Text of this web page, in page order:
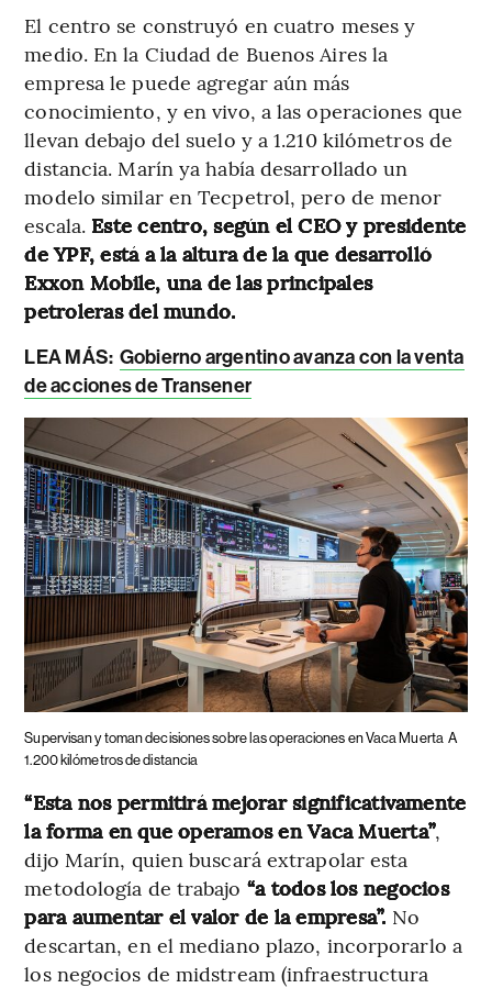
El centro se construyó en cuatro meses y
medio. En la Ciudad de Buenos Aires la
empresa le puede agregar aún más
conocimiento, y en vivo, a las operaciones que
llevan debajo del suelo y a 1.210 kilómetros de
distancia. Marín ya había desarrollado un
modelo similar en Tecpetrol, pero de menor
escala. Este centro, según el CEO y presidente
de YPF, está a la altura de la que desarrolló
Exxon Mobile, una de las principales
petroleras del mundo.
LEA MÁS: Gobierno argentino avanza con la venta
de acciones de Transener
Supervisan y toman decisiones sobre las operaciones en Vaca Muerta A
1.200 kilómetros de distancia
“Esta nos permitirá mejorar significativamente
la forma en que operamos en Vaca Muerta”,
dijo Marín, quien buscará extrapolar esta
metodología de trabajo “a todos los negocios
para aumentar el valor de la empresa”. No
descartan, en el mediano plazo, incorporarlo a
los negocios de midstream (infraestructura